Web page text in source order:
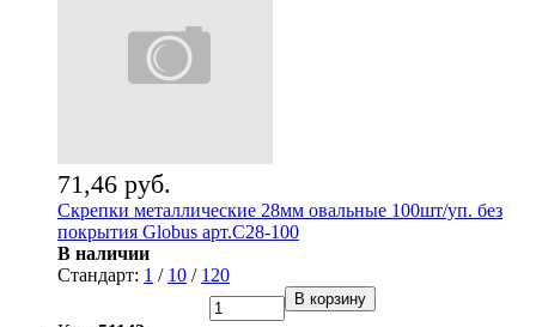
71,46 руб.
Скрепки металлические 28мм овальные 100шт/уп. без
покрытия Globus арт.C28-100
В наличии
Стандарт: 1 / 10 / 120
В корзину